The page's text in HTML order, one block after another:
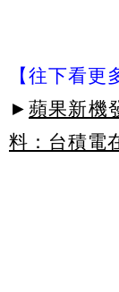
【往下看更
► 蘋果新機
料：台積電